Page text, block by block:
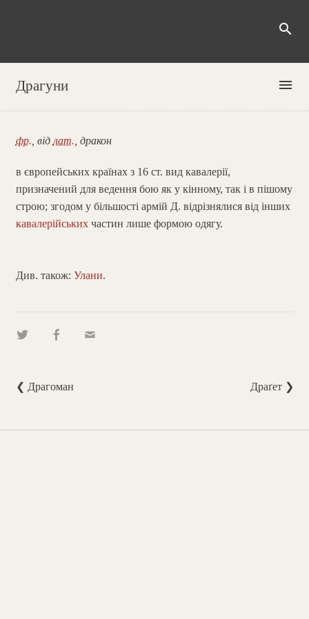
search
Драгуни menu
фр. , від лат. , дракон
в європейських країнах з 16 ст. вид кавалерії,
призначений для ведення бою як у кінному, так і в пішому
строю; згодом у більшості армій Д. відрізнялися від інших
кавалерійськихчастин лише формою одягу.
Див. також: Улани.
❮ Драгоман Драґет ❯